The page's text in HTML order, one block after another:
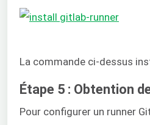
La commande ci-dessus
Étape 5 : Obtention
Pour configurer un runner